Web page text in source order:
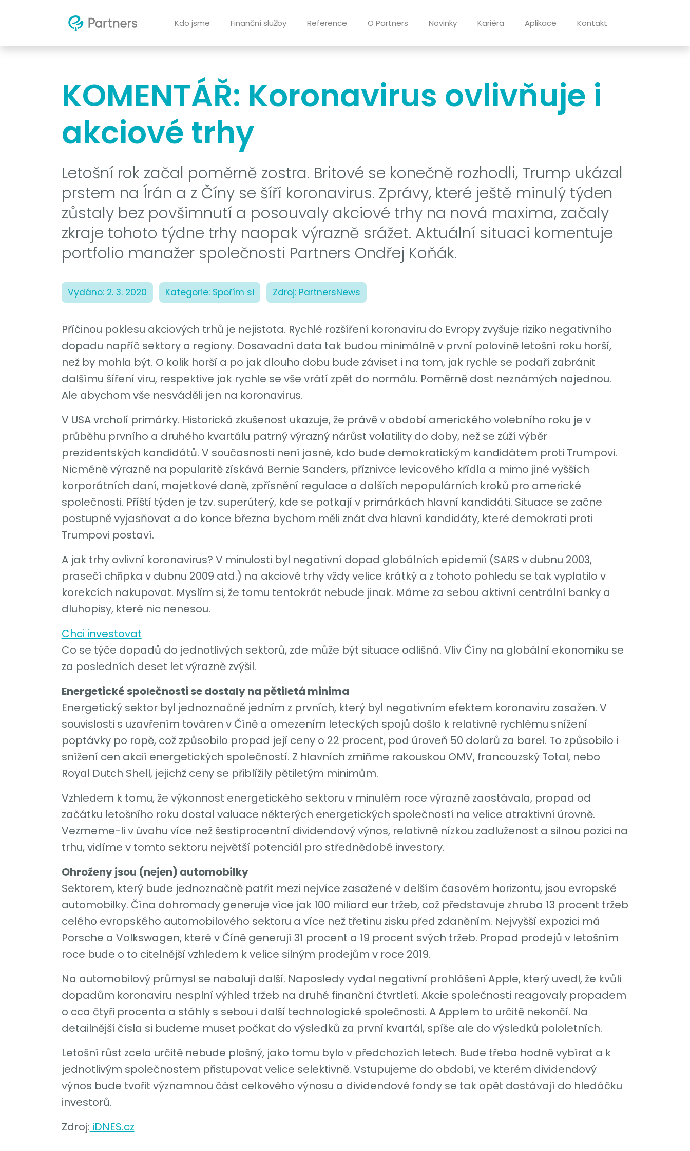
Kdo jsme Finanční služby Reference O Partners Novinky Kariéra Aplikace Kontakt
KOMENTÁŘ: Koronavirus ovlivňuje i
akciové trhy
Letošní rok začal poměrně zostra. Britové se konečně rozhodli, Trump ukázal
prstem na Írán a z Číny se šíří koronavirus. Zprávy, které ještě minulý týden
zůstaly bez povšimnutí a posouvaly akciové trhy na nová maxima, začaly
zkraje tohoto týdne trhy naopak výrazně srážet. Aktuální situaci komentuje
portfolio manažer společnosti Partners Ondřej Koňák.
Vydáno: 2. 3. 2020 Kategorie: Spořím si Zdroj: PartnersNews
Příčinou poklesu akciových trhů je nejistota. Rychlé rozšíření koronaviru do Evropy zvyšuje riziko negativního
dopadu napříč sektory a regiony. Dosavadní data tak budou minimálně v první polovině letošní roku horší,
než by mohla být. O kolik horší a po jak dlouho dobu bude záviset i na tom, jak rychle se podaří zabránit
dalšímu šíření viru, respektive jak rychle se vše vrátí zpět do normálu. Poměrně dost neznámých najednou.
Ale abychom vše nesváděli jen na koronavirus.
V USA vrcholí primárky. Historická zkušenost ukazuje, že právě v období amerického volebního roku je v
průběhu prvního a druhého kvartálu patrný výrazný nárůst volatility do doby, než se zúží výběr
prezidentských kandidátů. V současnosti není jasné, kdo bude demokratickým kandidátem proti Trumpovi.
Nicméně výrazně na popularitě získává Bernie Sanders, příznivce levicového křídla a mimo jiné vyšších
korporátních daní, majetkové daně, zpřísnění regulace a dalších nepopulárních kroků pro americké
společnosti. Příští týden je tzv. superúterý, kde se potkají v primárkách hlavní kandidáti. Situace se začne
postupně vyjasňovat a do konce března bychom měli znát dva hlavní kandidáty, které demokrati proti
Trumpovi postaví.
A jak trhy ovlivní koronavirus? V minulosti byl negativní dopad globálních epidemií (SARS v dubnu 2003,
prasečí chřipka v dubnu 2009 atd.) na akciové trhy vždy velice krátký a z tohoto pohledu se tak vyplatilo v
korekcích nakupovat. Myslím si, že tomu tentokrát nebude jinak. Máme za sebou aktivní centrální banky a
dluhopisy, které nic nenesou.
Chci investovat
Co se týče dopadů do jednotlivých sektorů, zde může být situace odlišná. Vliv Číny na globální ekonomiku se
za posledních deset let výrazně zvýšil.
Energetické společnosti se dostaly na pětiletá minima
Energetický sektor byl jednoznačně jedním z prvních, který byl negativním efektem koronaviru zasažen. V
souvislosti s uzavřením továren v Číně a omezením leteckých spojů došlo k relativně rychlému snížení
poptávky po ropě, což způsobilo propad její ceny o 22 procent, pod úroveň 50 dolarů za barel. To způsobilo i
snížení cen akcií energetických společností. Z hlavních zmiňme rakouskou OMV, francouzský Total, nebo
Royal Dutch Shell, jejichž ceny se přiblížily pětiletým minimům.
Vzhledem k tomu, že výkonnost energetického sektoru v minulém roce výrazně zaostávala, propad od
začátku letošního roku dostal valuace některých energetických společností na velice atraktivní úrovně.
Vezmeme-li v úvahu více než šestiprocentní dividendový výnos, relativně nízkou zadluženost a silnou pozici na
trhu, vidíme v tomto sektoru největší potenciál pro střednědobé investory.
Ohroženy jsou (nejen) automobilky
Sektorem, který bude jednoznačně patřit mezi nejvíce zasažené v delším časovém horizontu, jsou evropské
automobilky. Čína dohromady generuje více jak 100 miliard eur tržeb, což představuje zhruba 13 procent tržeb
celého evropského automobilového sektoru a více než třetinu zisku před zdaněním. Nejvyšší expozici má
Porsche a Volkswagen, které v Číně generují 31 procent a 19 procent svých tržeb. Propad prodejů v letošním
roce bude o to citelnější vzhledem k velice silným prodejům v roce 2019.
Na automobilový průmysl se nabalují další. Naposledy vydal negativní prohlášení Apple, který uvedl, že kvůli
dopadům koronaviru nesplní výhled tržeb na druhé finanční čtvrtletí. Akcie společnosti reagovaly propadem
o cca čtyři procenta a stáhly s sebou i další technologické společnosti. A Applem to určitě nekončí. Na
detailnější čísla si budeme muset počkat do výsledků za první kvartál, spíše ale do výsledků pololetních.
Letošní růst zcela určitě nebude plošný, jako tomu bylo v předchozích letech. Bude třeba hodně vybírat a k
jednotlivým společnostem přistupovat velice selektivně. Vstupujeme do období, ve kterém dividendový
výnos bude tvořit významnou část celkového výnosu a dividendové fondy se tak opět dostávají do hledáčku
investorů.
Zdroj: iDNES.cz